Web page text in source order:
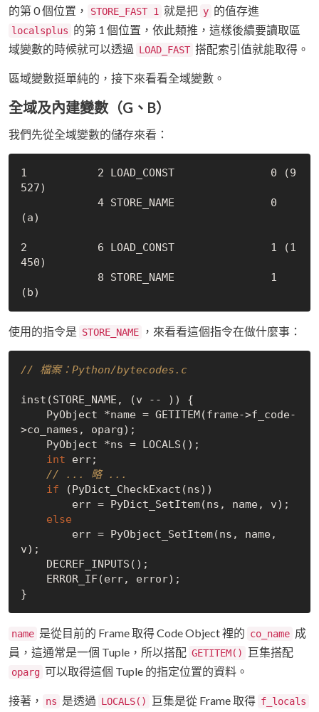
的第 0 個位置， STORE_FAST 1 就是把 y 的值存進
localsplus 的第 1 個位置，依此類推，這樣後續要讀取區
域變數的時候就可以透過 LOAD_FAST 搭配索引值就能取得。
區域變數挺單純的，接下來看看全域變數。
全域及內建變數（G、B）
我們先從全域變數的儲存來看：
1           2 LOAD_CONST               0 (9
527)
(a)
2           6 LOAD_CONST               1 (1
450)
使用的指令是 STORE_NAME ，來看看這個指令在做什麼事：
// 檔案：Python/bytecodes.c
inst(STORE_NAME, (v -- )) {
>co_names, oparg);
int err;
// ... 略 ...
if (PyDict_CheckExact(ns))
else
v);
name 是從目前的 Frame 取得 Code Object 裡的 co_name 成
員，這通常是一個 Tuple，所以搭配 GETITEM() 巨集搭配
oparg 可以取得這個 Tuple 的指定位置的資料。
接著， ns 是透過 LOCALS() 巨集是從 Frame 取得 f_locals